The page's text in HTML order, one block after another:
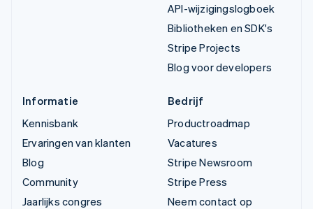
API-wijzigingslogboek
Bibliotheken en SDK's
Stripe Projects
Blog voor developers
Informatie
Kennisbank
Ervaringen van klanten
Blog
Community
Jaarlijks congres
Bedrijf
Productroadmap
Vacatures
Stripe Newsroom
Stripe Press
Neem contact op